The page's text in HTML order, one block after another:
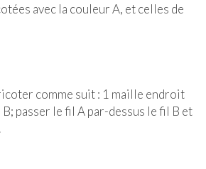
avec la couleur A, et celles de
comme suit : 1 maille endroit
passer le fil A par-dessus le fil B et